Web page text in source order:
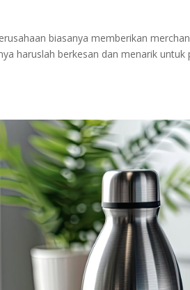
biasanya memberikan
haruslah berkesan dan menarik